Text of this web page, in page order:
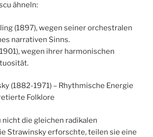
ähneln:
(1897), wegen seiner orchestralen
narrativen Sinns.
wegen ihrer harmonischen
(1882-1971) – Rhythmische Energie
Folklore
nicht die gleichen radikalen
Strawinsky erforschte, teilen sie eine